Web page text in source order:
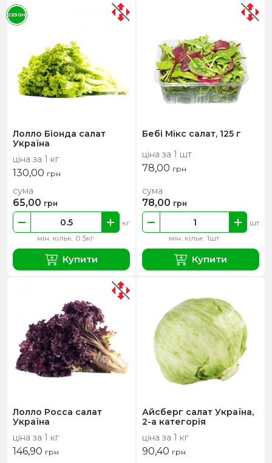
Лолло Біонда салат
Україна
ціна за 1 кг
130,00 грн
мін. кільк. 0.5кг
кг
сума
65,00 грн
Купити
СЕЗОН
Бебі Мікс салат, 125 г
ціна за 1 шт
78,00 грн
мін. кільк. 1шт
шт
сума
78,00 грн
Купити
Лолло Росса салат
Україна
ціна за 1 кг
146,90 грн
Айсберг салат Україна,
2-а категорія
ціна за 1 кг
90,40 грн